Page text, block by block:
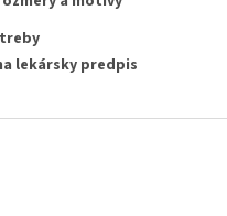
lekársky predpis